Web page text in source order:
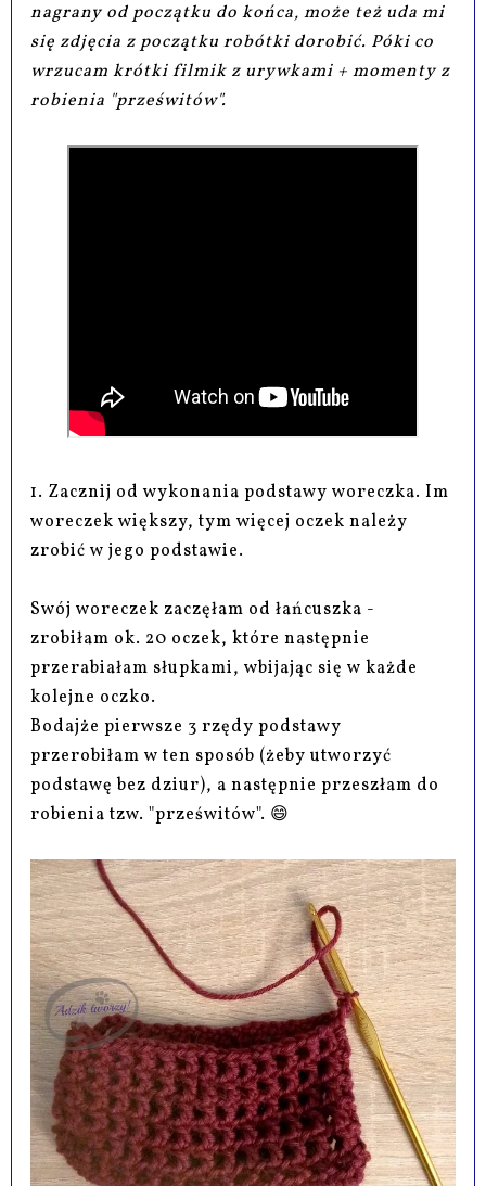
nagrany od początku do końca, może też uda mi
się zdjęcia z początku robótki dorobić. Póki co
wrzucam krótki filmik z urywkami + momenty z
robienia "prześwitów".
1. Zacznij od wykonania podstawy woreczka. Im
woreczek większy, tym więcej oczek należy
zrobić w jego podstawie.
Swój woreczek zaczęłam od łańcuszka -
zrobiłam ok. 20 oczek, które następnie
przerabiałam słupkami, wbijając się w każde
kolejne oczko.
Bodajże pierwsze 3 rzędy podstawy
przerobiłam w ten sposób (żeby utworzyć
podstawę bez dziur), a następnie przeszłam do
robienia tzw. "prześwitów". 😄